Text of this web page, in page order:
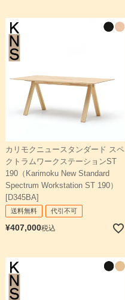
カリモクニュースタンダード スペ
クトラムワークステーションST
190（Karimoku New Standard
Spectrum Workstation ST 190）
[D345BA]
送料無料 代引不可
¥407,000税込